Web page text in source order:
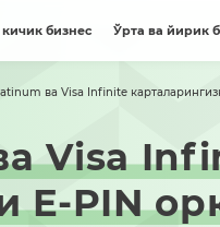
бизнес Ўрта ва йирик
ва Visa Infinite
Visa
E-PIN